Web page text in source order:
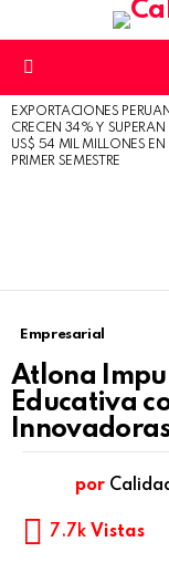
ÚLTIMAS
HISTORIAS
EXPORTACIONES
CRECEN 34% Y SUPERAN
US$ 54 MIL MILLONES EN
PRIMER SEMESTRE
Empresarial
Atlona
Educativa
por
7.7k Vistas